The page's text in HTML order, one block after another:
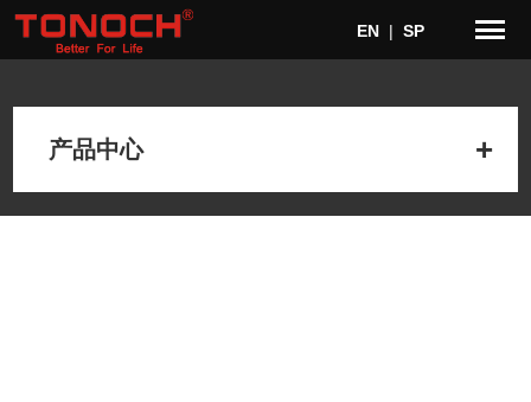
EN |SP
产品中心